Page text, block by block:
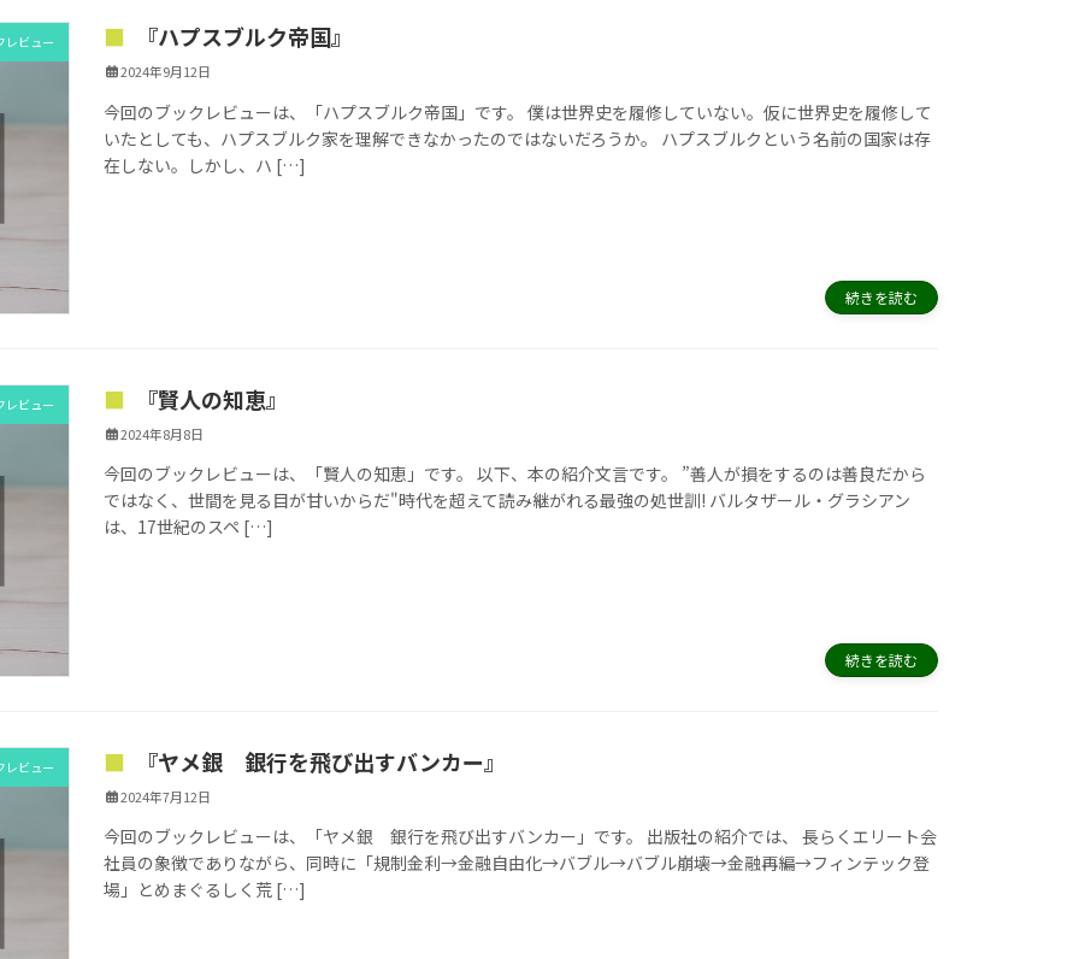
レビュー 『ハプスブルク帝国』
2024年9月12日
今回のブックレビューは、「ハプスブルク帝国」です。 僕は世界史を履修していない。仮に世界史を履修して
いたとしても、ハプスブルク家を理解できなかったのではないだろうか。 ハプスブルクという名前の国家は存
在しない。しかし、ハ […]
続きを読む
レビュー 『賢人の知恵』
2024年8月8日
今回のブックレビューは、「賢人の知恵」です。 以下、本の紹介文言です。 ”善人が損をするのは善良だから
ではなく、世間を見る目が甘いからだ"時代を超えて読み継がれる最強の処世訓! バルタザール・グラシアン
は、17世紀のスペ […]
続きを読む
レビュー 『ヤメ銀 銀行を飛び出すバンカー』
2024年7月12日
今回のブックレビューは、「ヤメ銀 銀行を飛び出すバンカー」です。 出版社の紹介では、 長らくエリート会
社員の象徴でありながら、同時に「規制金利→金融自由化→バブル→バブル崩壊→金融再編→フィンテック登
場」とめまぐるしく荒 […]